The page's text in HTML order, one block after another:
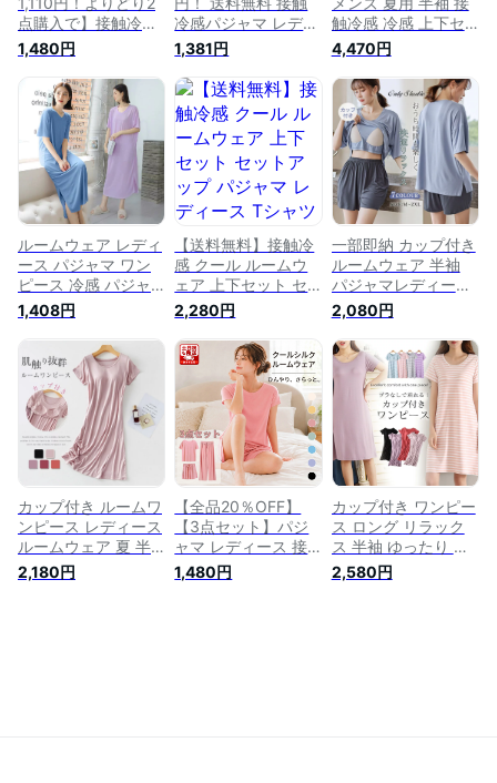
点購入で】接触冷感
パジャマ レディース
半袖 夏用パジャマ
涼しいパジャマ ハー
フパンツ 長ズボン
ワンピース ルームウ
ェア ナイトウェア
上下セット ゆったり
シンプル 無地 部屋
着 リラックス 大き
いサイズ
1,480円
冷感パジャマ レディ
ース 半袖 夏用パジ
ャマ 涼しいパジャマ
ハーフパンツ 長ズボ
ン ワンピース ルー
ムウェア ナイトウェ
ア 上下セット ゆっ
たり シンプル 部屋
着 リラックス おう
ち時間 大きいサイズ
●5718●
1,381円
触冷感 冷感 上下セ
ット 冷感パジャマ
極涼パジャマ ルーム
ウェア 涼しい 抗菌
防臭 ゆったり 部屋
着 ハーフパンツ シ
ルク調 ナイトウェア
ギフト プレゼント
4,470円
ルームウェア レディ
ース パジャマ ワン
ピース 冷感 パジャ
マ 部屋着 ルームワ
ンピース 涼しい 可
愛い 半袖 部屋着 接
触冷感 夏用パジャマ
無地 柔らか ロング
丈 ナイトウェア ゆ
ったり 送料無料
1,408円
【送料無料】接触冷
感 クール ルームウ
ェア 上下セット セ
ットアップ パジャマ
レディース Tシャツ
半袖 ワイドパンツ
さらさら 涼しい リ
ブ生地 部屋着 ゆっ
たり リラックス ナ
イトウェア 寝間着
ナイトウェア 大人
春夏
2,280円
一部即納 カップ付き
ルームウェア 半袖
パジャマレディース
夏 上下セット 可愛
い 2点セット 柔らか
い ハーフパンツ ナ
イトウェア 寝間着
部屋着 寝巻き 無地
ショートパンツ 夏
セットアップ ゆった
り 涼しい プレゼン
ト 送料無料
2,080円
カップ付き ルームワ
ンピース レディース
ルームウェア 夏 半
袖 ワンピース カッ
プ付き パジャマ 夏
2,180円
【全品20％OFF】
【3点セット】パジ
ャマ レディース 接
触冷感 ルームウェア
上下セット 夏 夏用
1,480円
カップ付き ワンピー
ス ロング リラック
ス 半袖 ゆったり ル
ームウェア レディー
ス ブラトップ 部屋
2,580円